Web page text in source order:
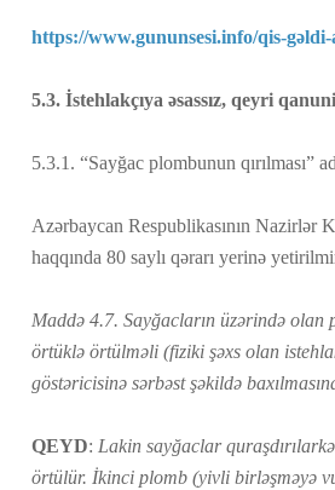
https://www.gununsesi.info/qis-
5.3. İstehlakçıya əsassız, qeyri
5.3.1. “Sayğac plombunun qırılması”
Azərbaycan Respublikasının Nazirlər
haqqında 80 saylı qərarı yerinə
Maddə 4.7. Sayğacların üzərində
örtüklə örtülməli (fiziki şəxs olan
göstəricisinə sərbəst şəkildə
QEYD: Lakin sayğaclar
örtülür. İkinci plomb (yivli birləşməyə